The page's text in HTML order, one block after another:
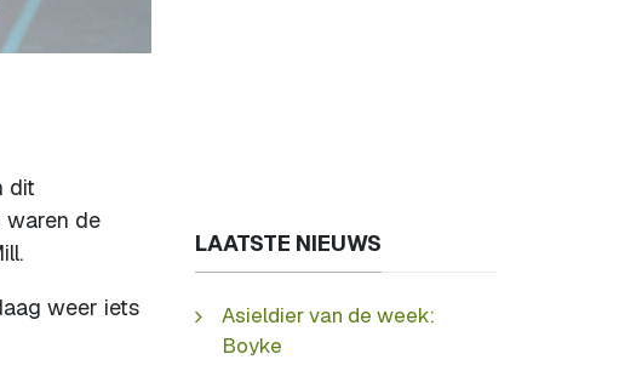
dit
waren de
weer iets
LAATSTE NIEUWS
Asieldier van de week:
Boyke